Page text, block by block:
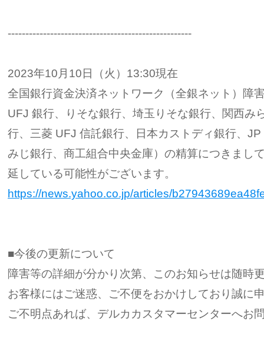
----------------------------------------------------
2023年10月10日（火）13:30現在
全国銀行資金決済ネットワーク（全銀ネット）障
UFJ 銀行、りそな銀行、埼玉りそな銀行、関西み
行、三菱 UFJ 信託銀行、日本カストディ銀行、
みじ銀行、商工組合中央金庫）の精算につきまし
延している可能性がございます。
https://news.yahoo.co.jp/articles/
■今後の更新について
障害等の詳細が分かり次第、このお知らせは随時
お客様にはご迷惑、ご不便をおかけしており誠に
ご不明点あれば、デルカカスタマーセンターへお